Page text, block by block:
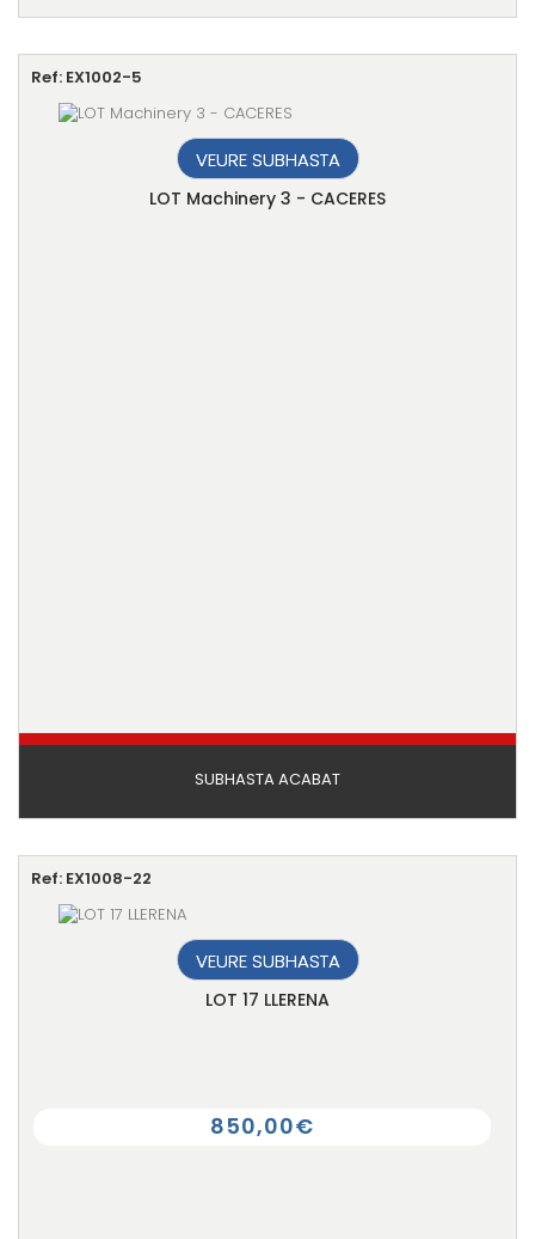
Ref: EX1002-5
VEURE SUBHASTA
LOT Machinery 3 - CACERES
SUBHASTA ACABAT
Ref: EX1008-22
VEURE SUBHASTA
LOT 17 LLERENA
850,00€